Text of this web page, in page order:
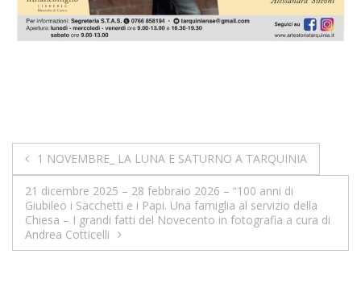
Navigazione
articoli
1 NOVEMBRE_ LA LUNA E SATURNO A TARQUINIA
21 dicembre 2025 – 28 febbraio 2026 – “100 anni di
Giubileo i Sacchetti e i Papi. Una famiglia al servizio della
Chiesa – I grandi fatti del Novecento in fotografia a cura di
Andrea Cotticelli